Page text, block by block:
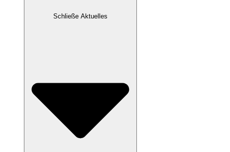
Schließe Aktuelles